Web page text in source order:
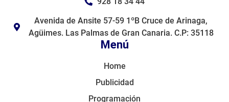
Menú
Home
Publicidad
Programación
Avenida de Ansite 57-59 1ºB Cruce de Arinaga,
Agüimes. Las Palmas de Gran Canaria. C.P: 35118